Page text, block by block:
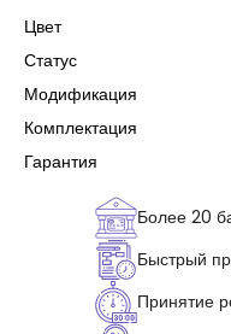
Цвет
Статус
Модификация
Комплектация
Гарантия
Более 20
Быстрый
Принятие